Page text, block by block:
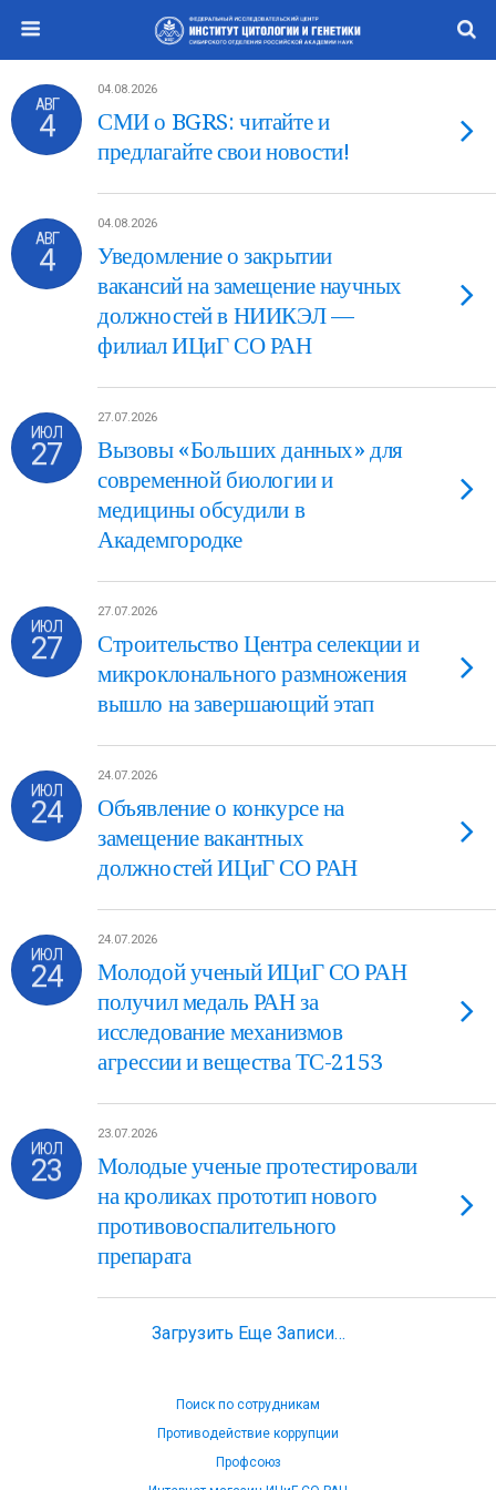
АВГ
4
04.08.2026
СМИ о BGRS: читайте и
предлагайте свои новости!
АВГ
4
04.08.2026
Уведомление о закрытии
вакансий на замещение научных
должностей в НИИКЭЛ —
филиал ИЦиГ СО РАН
ИЮЛ
27
27.07.2026
Вызовы «Больших данных» для
современной биологии и
медицины обсудили в
Академгородке
ИЮЛ
27
27.07.2026
Строительство Центра селекции и
микроклонального размножения
вышло на завершающий этап
ИЮЛ
24
24.07.2026
Объявление о конкурсе на
замещение вакантных
должностей ИЦиГ СО РАН
ИЮЛ
24
24.07.2026
Молодой ученый ИЦиГ СО РАН
получил медаль РАН за
исследование механизмов
агрессии и вещества ТС-2153
ИЮЛ
23
23.07.2026
Молодые ученые протестировали
на кроликах прототип нового
противовоспалительного
препарата
Загрузить Еще Записи…
Поиск по сотрудникам
Противодействие коррупции
Профсоюз